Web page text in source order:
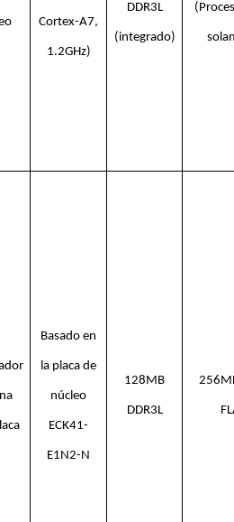
Cortex-A7,
1.2GHz)
DDR3L
(integrado)
Basado en
la placa de
núcleo
ECK41-
E1N2-N
128MB
DDR3L